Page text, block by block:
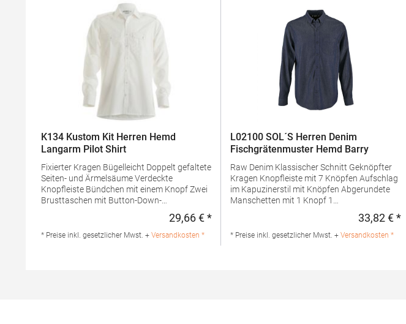
K134 Kustom Kit Herren Hemd
Langarm Pilot Shirt
Fixierter Kragen Bügelleicht Doppelt gefaltete
Seiten- und Ärmelsäume Verdeckte
Knopfleiste Bündchen mit einem Knopf Zwei
Brusttaschen mit Button-Down-
und Ärmelöffnungen mit Einzelnaht Gerader
Regulärer Preis:
29,66 € *
* Preise inkl. gesetzlicher Mwst. + Versandkosten *
L02100 SOL´S Herren Denim
Fischgrätenmuster Hemd Barry
Raw Denim Klassischer Schnitt Geknöpfter
Kragen Knopfleiste mit 7 Knöpfen Aufschlag
im Kapuzinerstil mit Knöpfen Abgerundete
Manschetten mit 1 Knopf 1
g/m²Materialzusammensetzung: 100%
BaumwolleAngaben zur
33,82 € *
* Preise inkl. gesetzlicher Mwst. + Versandkosten *